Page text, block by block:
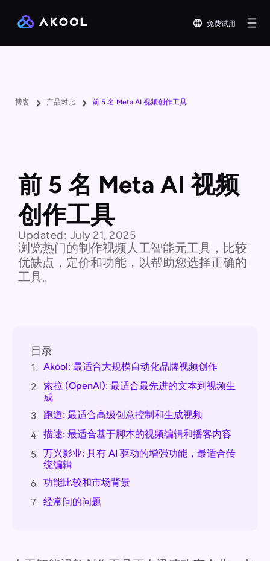
免费试用
博客 产品对比 前 5 名 Meta AI 视频创作工具
前 5 名 Meta AI 视频
创作工具
Updated: July 21, 2025
浏览热门的制作视频人工智能元工具，比较
优缺点，定价和功能，以帮助您选择正确的
工具。
目录
1. Akool: 最适合大规模自动化品牌视频创作
2. 索拉 (OpenAI): 最适合最先进的文本到视频生
成
3. 跑道: 最适合高级创意控制和生成视频
4. 描述: 最适合基于脚本的视频编辑和播客内容
5. 万兴影业: 具有 AI 驱动的增强功能，最适合传
统编辑
6. 功能比较和市场背景
7. 经常问的问题